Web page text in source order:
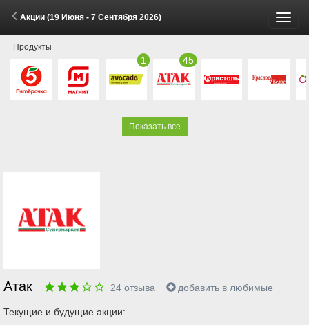
Акции (19 Июня - 7 Сентября 2026)
Продукты
1 45
Показать все
Атак 24 отзыва добавить в любимые
Текущие и будущие акции: